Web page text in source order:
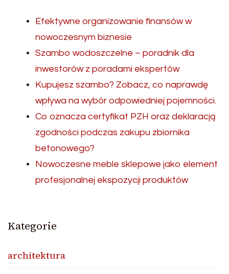
Efektywne organizowanie finansów w
nowoczesnym biznesie
Szambo wodoszczelne – poradnik dla
inwestorów z poradami ekspertów
Kupujesz szambo? Zobacz, co naprawdę
wpływa na wybór odpowiedniej pojemności.
Co oznacza certyfikat PZH oraz deklaracją
zgodności podczas zakupu zbiornika
betonowego?
Nowoczesne meble sklepowe jako element
profesjonalnej ekspozycji produktów
Kategorie
architektura